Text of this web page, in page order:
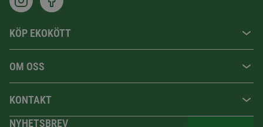
KÖP EKOKÖTT
OM OSS
KONTAKT
NYHETSBREV